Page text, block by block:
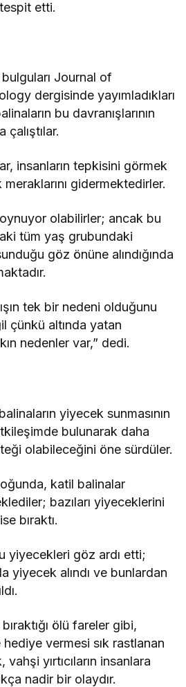
etti.
Journal of
dergisinde yayımladıkları
bu davranışlarının
çalıştılar.
insanların tepkisini görmek
gidermektedirler.
olabilirler; ancak bu
tüm yaş grubundaki
göz önüne alındığında
tek bir nedeni olduğunu
çünkü altında yatan
nedenler var,” dedi.
yiyecek sunmasının
bulunarak daha
olabileceğini öne sürdüler.
katil balinalar
bazıları yiyeceklerini
bıraktı.
yiyecekleri göz ardı etti;
yiyecek alındı ve bunlardan
ölü fareler gibi,
vermesi sık rastlanan
yırtıcıların insanlara
nadir bir olaydır.